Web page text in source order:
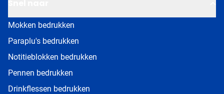
Mokken bedrukken
Paraplu's bedrukken
Notitieblokken bedrukken
Pennen bedrukken
Drinkflessen bedrukken